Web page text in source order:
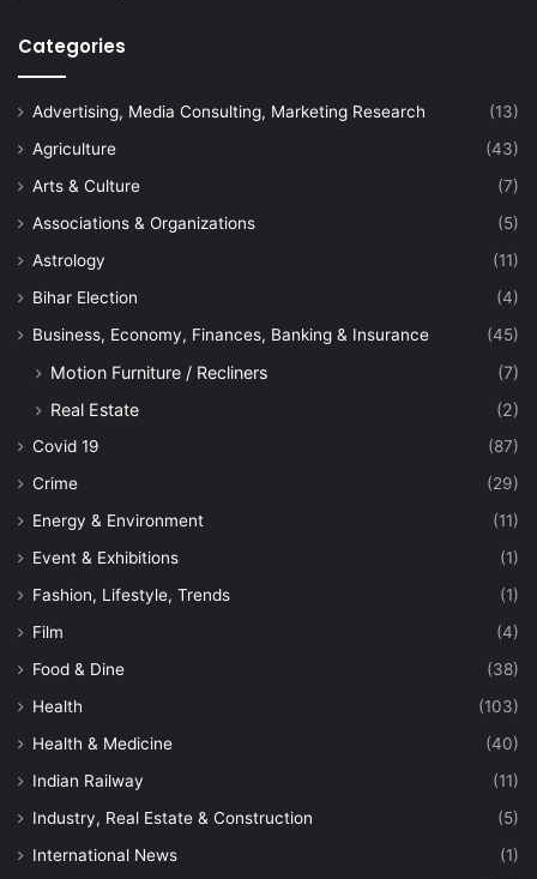
Categories
Advertising, Media Consulting, Marketing Research
(13)
Agriculture
(43)
Arts & Culture
(7)
Associations & Organizations
(5)
Astrology
(11)
Bihar Election
(4)
Business, Economy, Finances, Banking & Insurance
(45)
Motion Furniture / Recliners
(7)
Real Estate
(2)
Covid 19
(87)
Crime
(29)
Energy & Environment
(11)
Event & Exhibitions
(1)
Fashion, Lifestyle, Trends
(1)
Film
(4)
Food & Dine
(38)
Health
(103)
Health & Medicine
(40)
Indian Railway
(11)
Industry, Real Estate & Construction
(5)
International News
(1)